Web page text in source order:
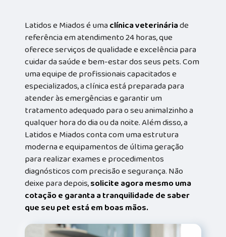
Latidos e Miados é umaclínica veterináriade
referência em atendimento 24 horas, que
oferece serviços de qualidade e excelência para
cuidar da saúde e bem-estar dos seus pets. Com
uma equipe de profissionais capacitados e
especializados, a clínica está preparada para
atender às emergências e garantir um
tratamento adequado para o seu animalzinho a
qualquer hora do dia ou da noite. Além disso, a
Latidos e Miados conta com uma estrutura
moderna e equipamentos de última geração
para realizar exames e procedimentos
diagnósticos com precisão e segurança. Não
deixe para depois,solicite agora mesmo uma
cotação e garanta a tranquilidade de saber
que seu pet está em boas mãos.